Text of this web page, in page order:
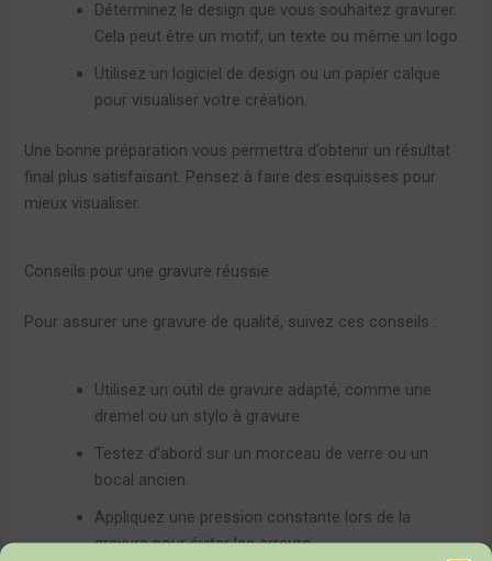
Déterminez le design que vous souhaitez gravurer.
Cela peut être un motif, un texte ou même un logo.
Utilisez un logiciel de design ou un papier calque
pour visualiser votre création.
Une bonne préparation vous permettra d’obtenir un résultat
final plus satisfaisant. Pensez à faire des esquisses pour
mieux visualiser.
Conseils pour une gravure réussie
Pour assurer une gravure de qualité, suivez ces conseils :
Utilisez un outil de gravure adapté, comme une
dremel ou un stylo à gravure.
Testez d’abord sur un morceau de verre ou un
bocal ancien.
Appliquez une pression constante lors de la
gravure pour éviter les erreurs.